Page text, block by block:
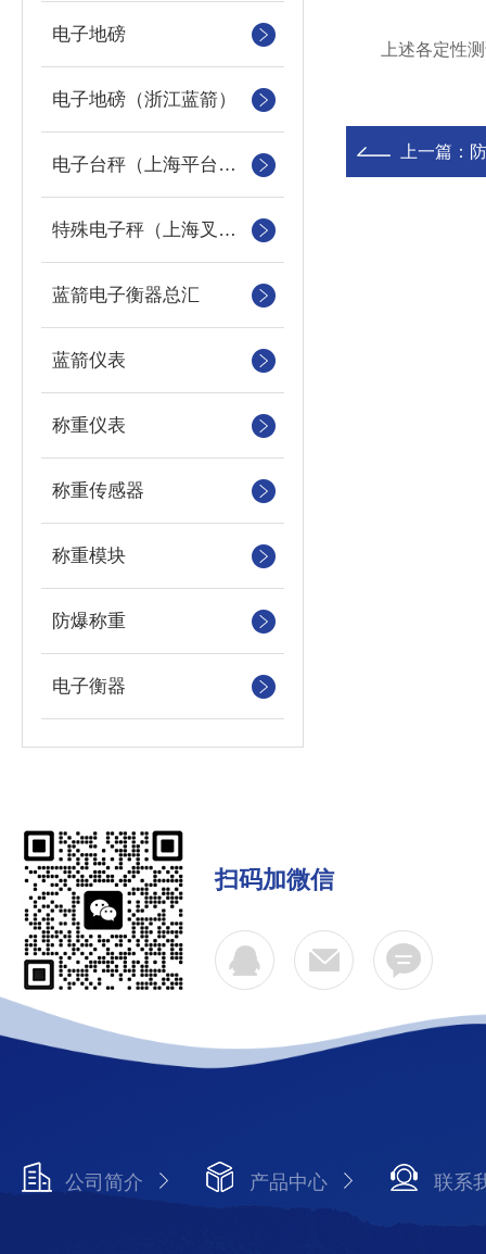
电子地磅
电子地磅（浙江蓝箭）
电子台秤（上海平台称）
特殊电子秤（上海叉车秤）
蓝箭电子衡器总汇
蓝箭仪表
称重仪表
称重传感器
称重模块
防爆称重
电子衡器
上述各定性测试
上一篇：
扫码加微信
公司简介 产品中心 联系